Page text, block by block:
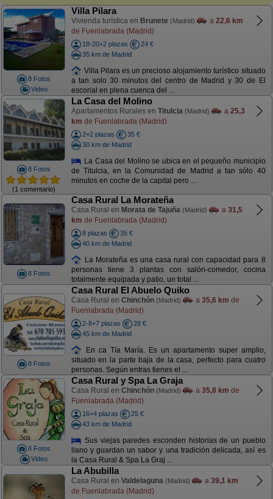
8 Fotos
Video
Villa Pilara
Vivienda turística en Brunete (Madrid) a 22,6 km
de Fuenlabrada (Madrid)
18-20+2 plazas
24 €
35 km de Madrid
Villa Pilara es un precioso alojamiento turístico situado
a tan solo 30 minutos del centro de Madrid y 30 de El
escorial en plena cuenca del ...
8 Fotos
(1 comentario)
La Casa del Molino
Apartamentos Rurales en Titulcia (Madrid) a 25,3
km de Fuenlabrada (Madrid)
2+2 plazas
35 €
30 km de Madrid
La Casa del Molino se ubica en el pequeño municipio
de Titulcia, en la Comunidad de Madrid a tan sólo 40
minutos en coche de la capital pero ...
8 Fotos
Casa Rural La Morateña
Casa Rural en Morata de Tajuña (Madrid) a 31,5
km de Fuenlabrada (Madrid)
8 plazas
35 €
40 km de Madrid
La Morateña es una casa rural con capacidad para 8
personas tiene 3 plantas con salón-comedor, cocina
totalmente equipada y patio, un total ...
8 Fotos
Casa Rural El Abuelo Quiko
Casa Rural en Chinchón (Madrid) a 35,6 km de
Fuenlabrada (Madrid)
2-8+7 plazas
28 €
45 km de Madrid
En ca Tía María. Es un apartamento super amplio,
situado en la parte baja de la casa, perfecto para cuatro
personas. Según entras tienes el ...
8 Fotos
Video
Casa Rural y Spa La Graja
Casa Rural en Chinchón (Madrid) a 35,8 km de
Fuenlabrada (Madrid)
16+4 plazas
25 €
43 km de Madrid
Sus viejas paredes esconden historias de un pueblo
llano y guardan un sabor y una tradición delicada, así es
la Casa Rural & Spa La Graj ...
La Abubilla
Casa Rural en Valdelaguna (Madrid) a 39,1 km
de Fuenlabrada (Madrid)